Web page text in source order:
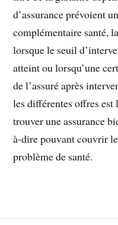
d’assurance prévoient
complémentaire santé,
lorsque le seuil
atteint ou lorsqu’une
de l’assuré après
les différentes offres est
trouver une assurance
à-dire pouvant couvrir
problème de santé.